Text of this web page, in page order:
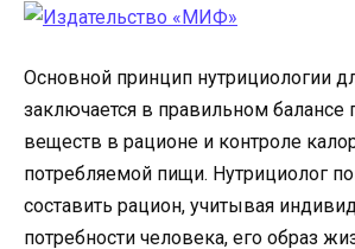
Основной принцип нутрициологии
заключается в правильном балансе
веществ в рационе и контроле
потребляемой пищи. Нутрициолог
составить рацион, учитывая
потребности человека, его образ